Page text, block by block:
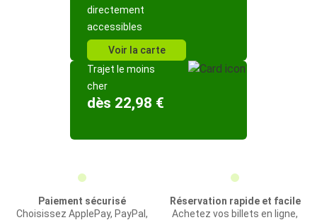
directement
accessibles
Voir la carte
Trajet le moins
cher
dès 22,98 €
Paiement sécurisé
Choisissez ApplePay, PayPal,
Réservation rapide et facile
Achetez vos billets en ligne,